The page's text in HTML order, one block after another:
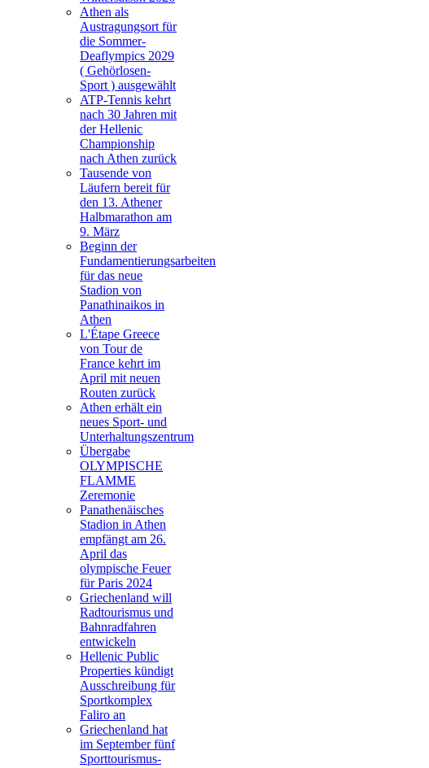
Athen als
Austragungsort für
die Sommer-
Deaflympics 2029
( Gehörlosen-
Sport ) ausgewählt
ATP-Tennis kehrt
nach 30 Jahren mit
der Hellenic
Championship
nach Athen zurück
Tausende von
Läufern bereit für
den 13. Athener
Halbmarathon am
9. März
Beginn der
Fundamentierungsarbeiten
für das neue
Stadion von
Panathinaikos in
Athen
L'Étape Greece
von Tour de
France kehrt im
April mit neuen
Routen zurück
Athen erhält ein
neues Sport- und
Unterhaltungszentrum
Übergabe
OLYMPISCHE
FLAMME
Zeremonie
Panathenäisches
Stadion in Athen
empfängt am 26.
April das
olympische Feuer
für Paris 2024
Griechenland will
Radtourismus und
Bahnradfahren
entwickeln
Hellenic Public
Properties kündigt
Ausschreibung für
Sportkomplex
Faliro an
Griechenland hat
im September fünf
Sporttourismus-